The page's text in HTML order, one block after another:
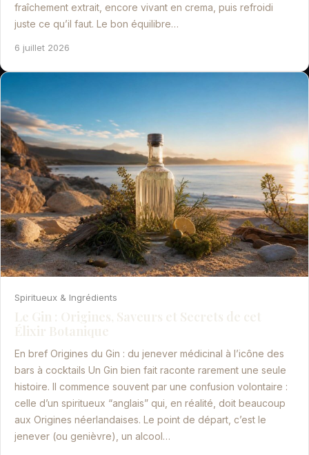
fraîchement extrait, encore vivant en crema, puis refroidi
juste ce qu’il faut. Le bon équilibre…
6 juillet 2026
Spiritueux & Ingrédients
Le Gin : Origines, Saveurs et Secrets de cet
Élixir Botanique
En bref Origines du Gin : du jenever médicinal à l’icône des
bars à cocktails Un Gin bien fait raconte rarement une seule
histoire. Il commence souvent par une confusion volontaire :
celle d’un spiritueux “anglais” qui, en réalité, doit beaucoup
aux Origines néerlandaises. Le point de départ, c’est le
jenever (ou genièvre), un alcool…